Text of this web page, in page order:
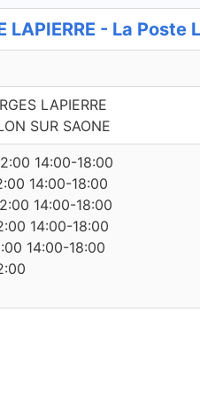
LAPIERRE - La Poste
LAPIERRE
SUR SAONE
14:00-18:00
14:00-18:00
14:00-18:00
14:00-18:00
14:00-18:00